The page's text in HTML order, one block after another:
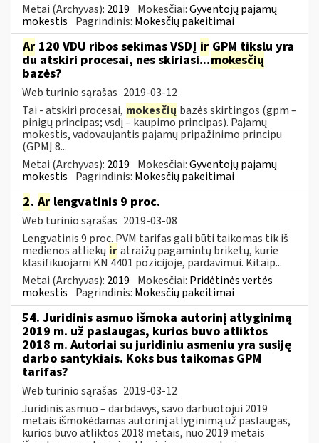
Metai (Archyvas): 2019 Mokesčiai:Gyventojų pajamų
mokestis Pagrindinis: Mokesčių pakeitimai
Ar 120 VDU ribos sekimas VSDĮ ir GPM tikslu yra
du atskiri procesai, nes skiriasi...mokesčių
bazės?
Web turinio sąrašas 2019-03-12
Tai - atskiri procesai, mokesčių bazės skirtingos (gpm –
pinigų principas; vsdį – kaupimo principas). Pajamų
mokestis, vadovaujantis pajamų pripažinimo principu
(GPMĮ 8...
Metai (Archyvas): 2019 Mokesčiai:Gyventojų pajamų
mokestis Pagrindinis: Mokesčių pakeitimai
2. Ar lengvatinis 9 proc.
Web turinio sąrašas 2019-03-08
Lengvatinis 9 proc. PVM tarifas gali būti taikomas tik iš
medienos atliekų iratraižų pagamintų briketų, kurie
klasifikuojami KN 4401 pozicijoje, pardavimui. Kitaip...
Metai (Archyvas): 2019 Mokesčiai: Pridėtinės vertės
mokestis Pagrindinis: Mokesčių pakeitimai
54. Juridinis asmuo išmoka autorinį atlyginimą
2019 m. už paslaugas, kurios buvo atliktos
2018 m. Autoriai su juridiniu asmeniu yra susiję
darbo santykiais. Koks bus taikomas GPM
tarifas?
Web turinio sąrašas 2019-03-12
Juridinis asmuo – darbdavys, savo darbuotojui 2019
metais išmokėdamas autorinį atlyginimą už paslaugas,
kurios buvo atliktos 2018 metais, nuo 2019 metais